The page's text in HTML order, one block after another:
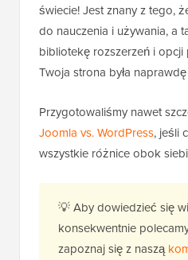
świecie! Jest znany z tego,
do nauczenia i używania, a
bibliotekę rozszerzeń i
Twoja strona była
Przygotowaliśmy nawet
Joomla vs. WordPress, jeśli
wszystkie różnice obok
💡 Aby dowiedzieć się
konsekwentnie
zapoznaj się z naszą